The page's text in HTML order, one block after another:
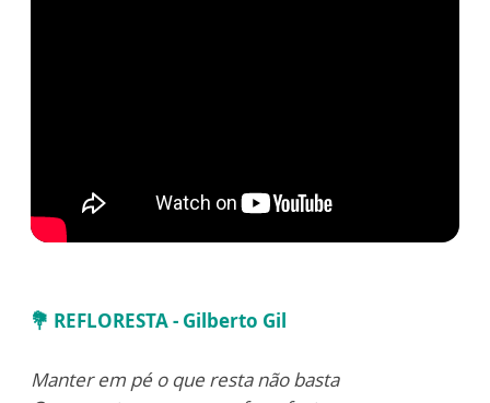
💐 REFLORESTA - Gilberto Gil
Manter em pé o que resta não basta